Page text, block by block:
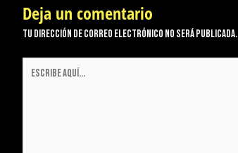
Deja un comentario
Tu dirección de correo electrónico no será publicada.